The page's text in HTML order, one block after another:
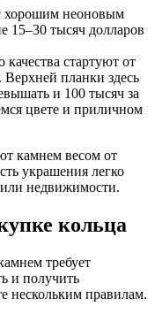
хорошим неоновым
15–30 тысяч долларов
стартуют от
Верхней планки здесь
и 100 тысяч за
цвете и приличном
камнем весом от
украшения легко
недвижимости.
кольца
требует
и получить
нескольким правилам.